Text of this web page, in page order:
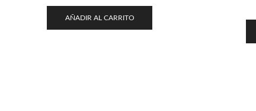
AÑADIR AL CARRITO